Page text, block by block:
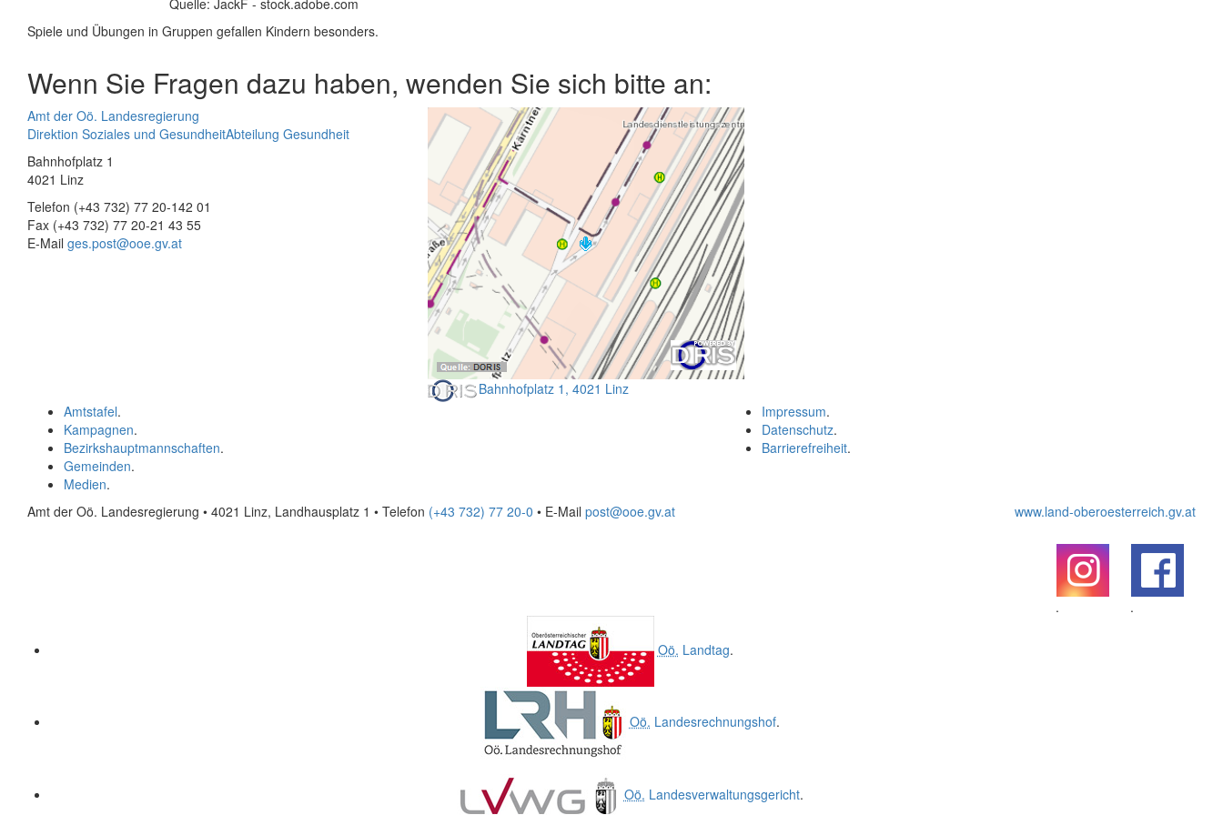
Quelle: JackF - stock.adobe.com
Spiele und Übungen in Gruppen gefallen Kindern besonders.
Wenn Sie Fragen dazu haben, wenden Sie sich bitte an:
Amt der Oö. Landesregierung
Direktion Soziales und GesundheitAbteilung Gesundheit
Bahnhofplatz 1
4021 Linz
Telefon (+43 732) 77 20-142 01
Fax (+43 732) 77 20-21 43 55
E-Mail ges.post@ooe.gv.at
Bahnhofplatz 1, 4021 Linz
Impressum.
Datenschutz.
Barrierefreiheit.
Amtstafel.
Kampagnen.
Bezirkshauptmannschaften.
Gemeinden.
Medien.
Amt der Oö. Landesregierung • 4021 Linz, Landhausplatz 1 • Telefon (+43 732) 77 20-0 • E-Mail post@ooe.gv.at www.land-oberoesterreich.gv.at
.
.
Oö. Landtag.
Oö. Landesrechnungshof.
Oö. Landesverwaltungsgericht.